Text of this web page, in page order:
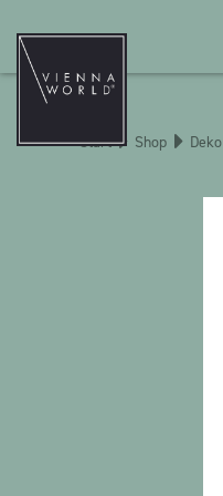
Start Shop Deko